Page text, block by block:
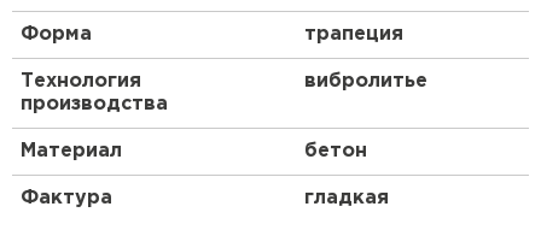
Форма трапеция
Технология
производства
вибролитье
Материал бетон
Фактура гладкая